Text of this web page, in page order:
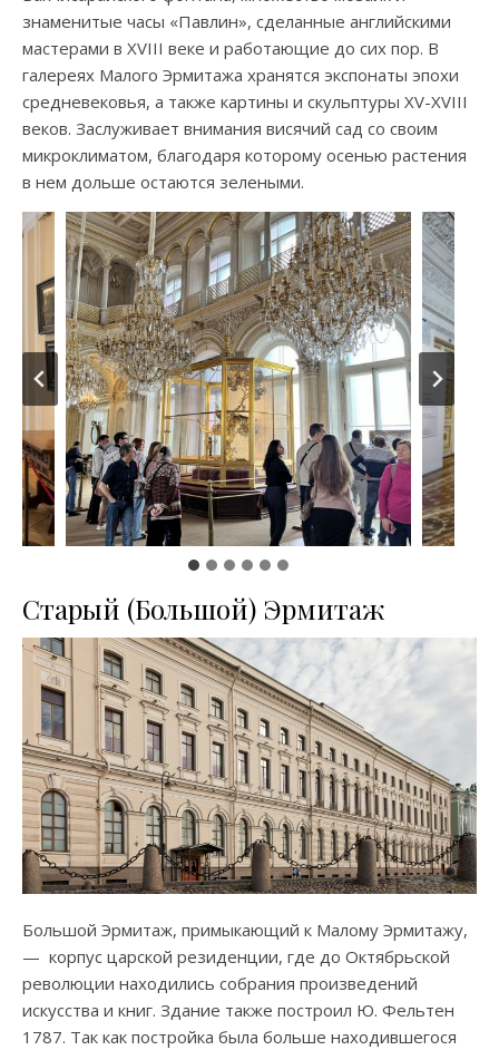
знаменитые часы «Павлин», сделанные английскими
мастерами в XVIII веке и работающие до сих пор. В
галереях Малого Эрмитажа хранятся экспонаты эпохи
средневековья, а также картины и скульптуры XV-XVIII
веков. Заслуживает внимания висячий сад со своим
микроклиматом, благодаря которому осенью растения
в нем дольше остаются зелеными.
Старый (Большой) Эрмитаж
Большой Эрмитаж, примыкающий к Малому Эрмитажу,
— корпус царской резиденции, где до Октябрьской
революции находились собрания произведений
искусства и книг. Здание также построил Ю. Фельтен
1787. Так как постройка была больше находившегося